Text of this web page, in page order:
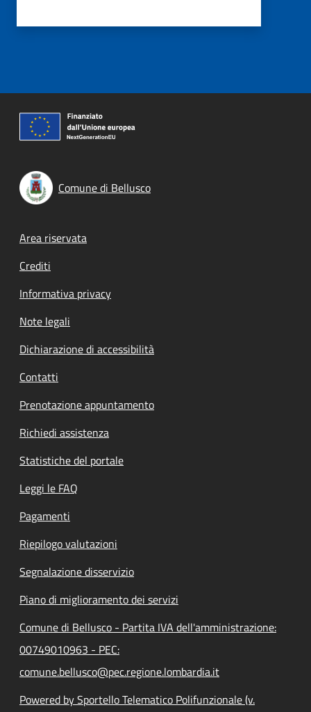
Comune di Bellusco
Footer menu
Area riservata
Crediti
Informativa privacy
Note legali
Dichiarazione di accessibilità
Contatti
Prenotazione appuntamento
Richiedi assistenza
Statistiche del portale
Leggi le FAQ
Pagamenti
Riepilogo valutazioni
Segnalazione disservizio
Piano di miglioramento dei servizi
Comune di Bellusco - Partita IVA dell'amministrazione:
00749010963 - PEC:
comune.bellusco@pec.regione.lombardia.it
Powered by Sportello Telematico Polifunzionale (v.